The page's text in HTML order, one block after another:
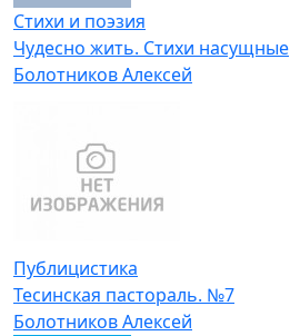
Стихи и поэзия
Чудесно жить. Стихи насущные
Болотников Алексей
Публицистика
Тесинская пастораль. №7
Болотников Алексей